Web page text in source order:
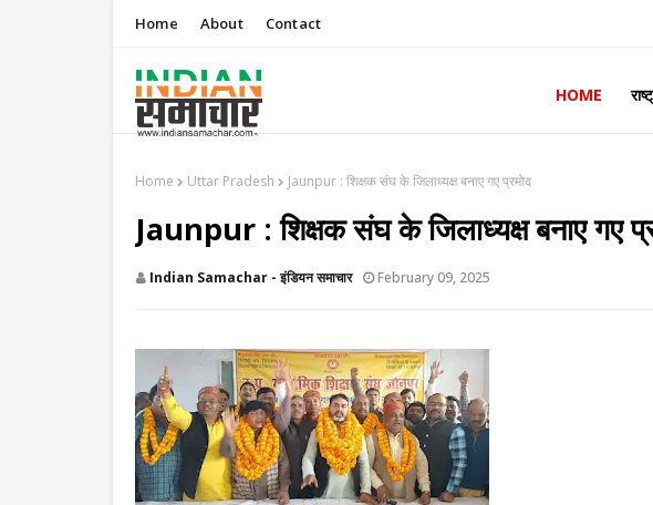
Home About Contact
HOME
Home Uttar Pradesh Jaunpur : ​शिक्षक संघ के जिलाध्यक्ष बनाए गए प्रमोद
Jaunpur : ​शिक्षक संघ के जिलाध्यक्ष बनाए गए
Indian Samachar - इंडियन समाचार February 09, 2025